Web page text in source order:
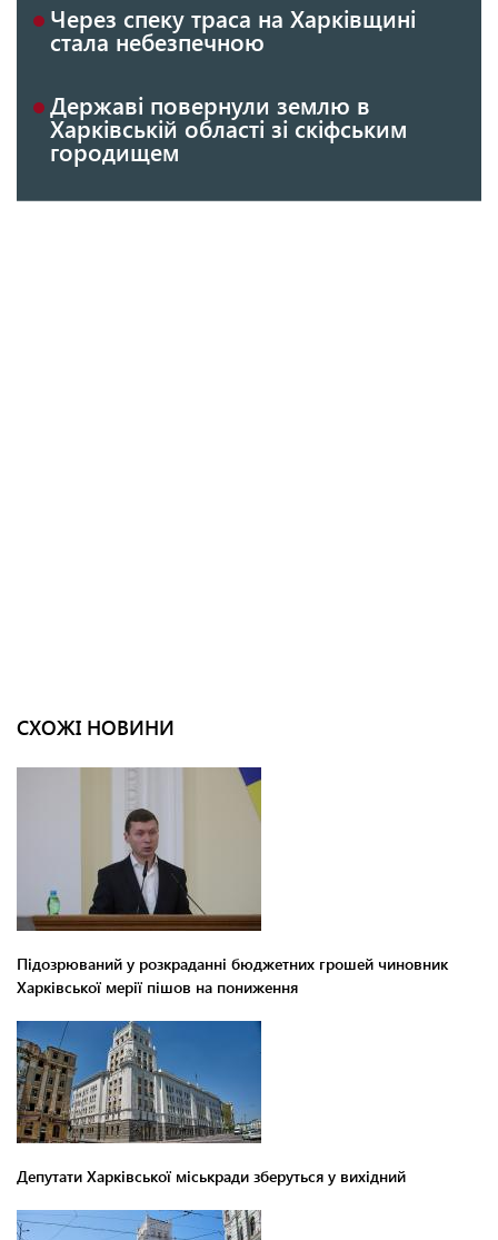
Через спеку траса на Харківщині
стала небезпечною
Державі повернули землю в
Харківській області зі скіфським
городищем
СХОЖІ НОВИНИ
Підозрюваний у розкраданні бюджетних грошей чиновник
Харківської мерії пішов на пониження
Депутати Харківської міськради зберуться у вихідний